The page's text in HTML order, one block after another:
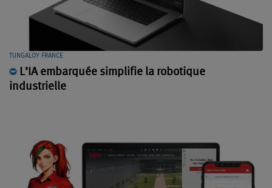
TUNGALOY FRANCE
L’IA embarquée simplifie la robotique
industrielle